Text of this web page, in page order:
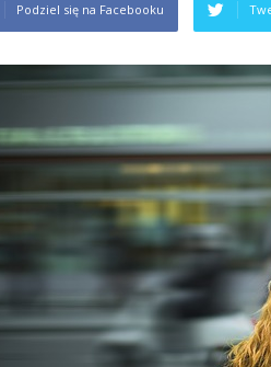
Podziel się na Facebooku